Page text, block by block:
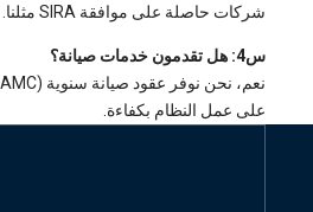
شركات حاصلة على موافقة SIRA مثلنا.
س4: هل تقدمون خدمات صيانة؟
على عمل النظام بكفاءة.